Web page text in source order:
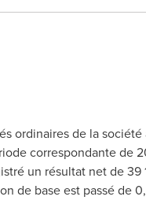
ordinaires de la
correspondante de
un résultat net de
base est passé de